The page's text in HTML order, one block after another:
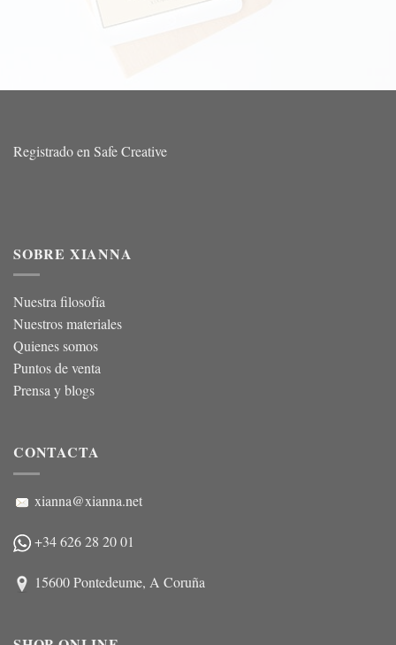
Registrado en Safe Creative
SOBRE XIANNA
Nuestra filosofía
Nuestros materiales
Quienes somos
Puntos de venta
Prensa y blogs
CONTACTA
xianna@xianna.net
+34 626 28 20 01
15600 Pontedeume, A Coruña